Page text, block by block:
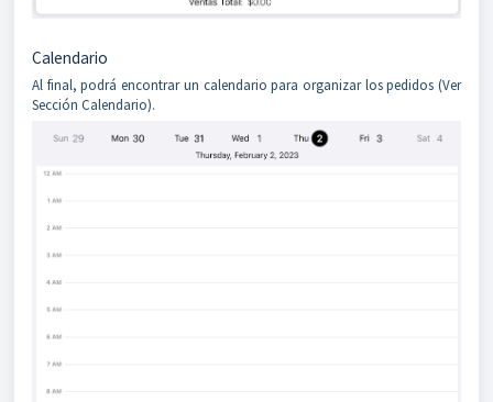
Calendario
Al final, podrá encontrar un calendario para organizar los pedidos (Ver
Sección Calendario).